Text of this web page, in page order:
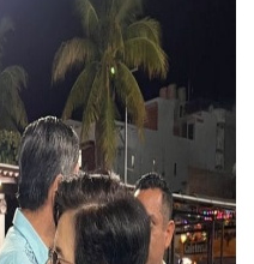
Elevó Percepción De Inseguridad
Reúne A Emprendedores
Taller En Puerto Vallarta
A Derechos De Víctima De
Tras Reporte De Posible
De La Principal Avenida
No Detienen El Transporte Público
A Especialistas Para Analizar La
A Don Juan Ramírez En Puerto
Realiza Asamblea Informativa En La